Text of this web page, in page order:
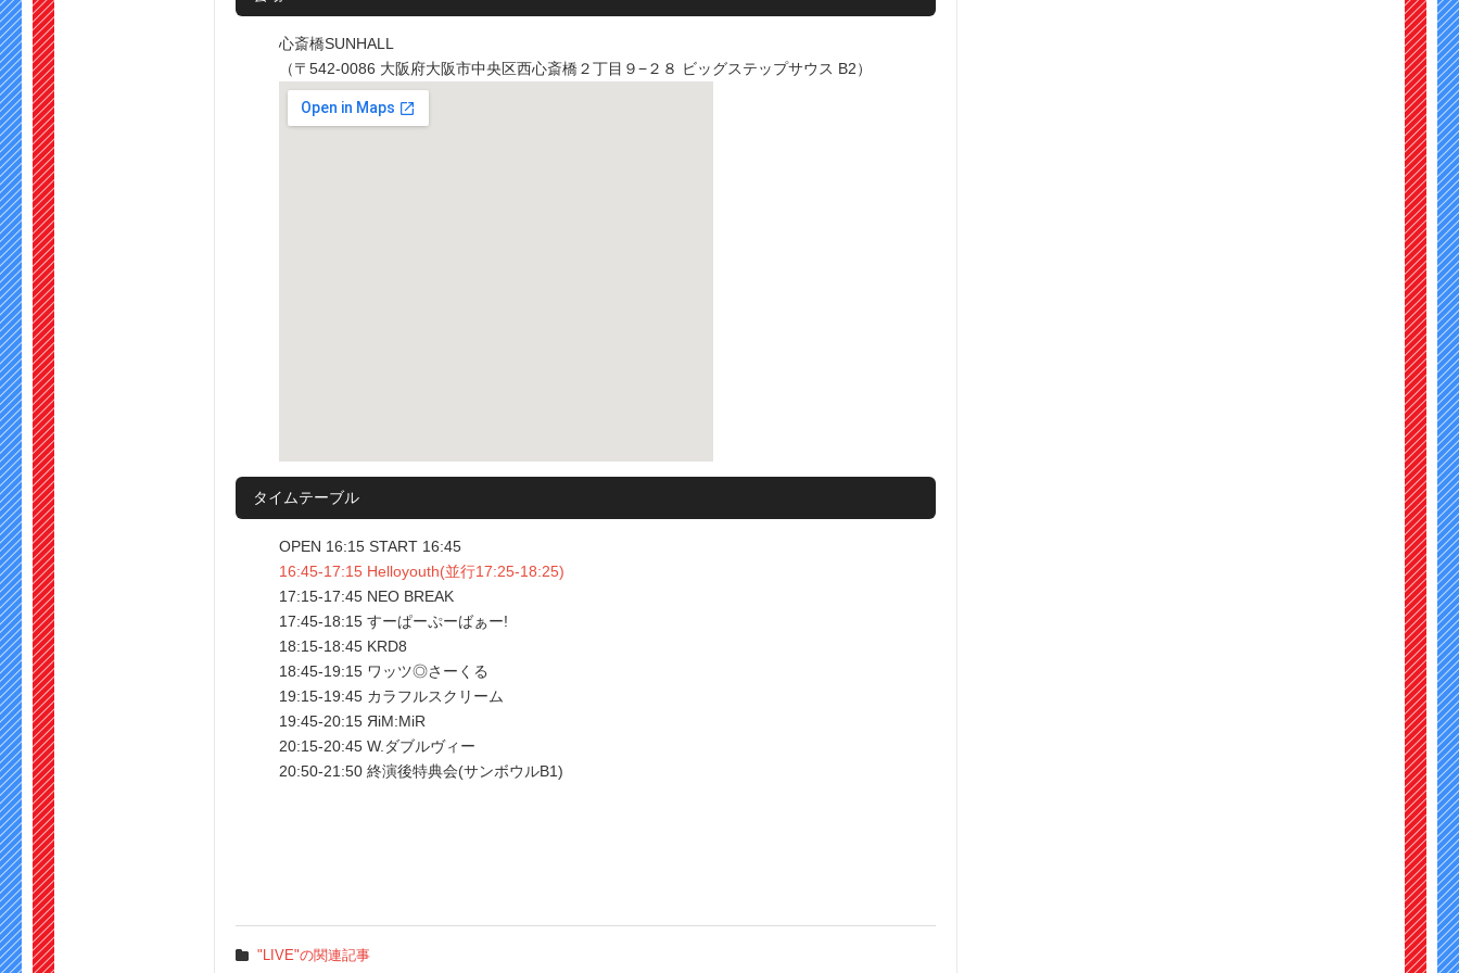
心斎橋SUNHALL
（〒542-0086 大阪府大阪市中央区西心斎橋２丁目９−２８ ビッグステップサウス B2）
タイムテーブル
OPEN 16:15 START 16:45
16:45-17:15 Helloyouth(並行17:25-18:25)
17:15-17:45 NEO BREAK
17:45-18:15 すーぱーぷーばぁー!
18:15-18:45 KRD8
18:45-19:15 ワッツ◎さーくる
19:15-19:45 カラフルスクリーム
19:45-20:15 ЯiM:MiR
20:15-20:45 W.ダブルヴィー
20:50-21:50 終演後特典会(サンボウルB1)
"LIVE"の関連記事